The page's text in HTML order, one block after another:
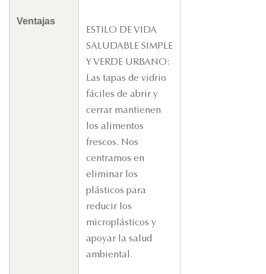
Ventajas
ESTILO DE VIDA
SALUDABLE SIMPLE
Y VERDE URBANO:
Las tapas de vidrio
fáciles de abrir y
cerrar mantienen
los alimentos
frescos. Nos
centramos en
eliminar los
plásticos para
reducir los
microplásticos y
apoyar la salud
ambiental.